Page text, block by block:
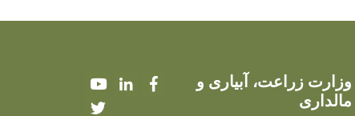
وزارت زراعت، آبیاری و
مالداری
YoutubeLinkedInFacebook